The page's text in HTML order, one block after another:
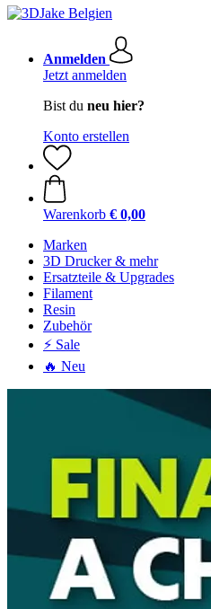
Anmelden
Jetzt anmelden
Bist du neu hier?
Konto erstellen
Warenkorb € 0,00
Marken
3D Drucker & mehr
Ersatzteile & Upgrades
Filament
Resin
Zubehör
⚡ Sale
🔥 Neu